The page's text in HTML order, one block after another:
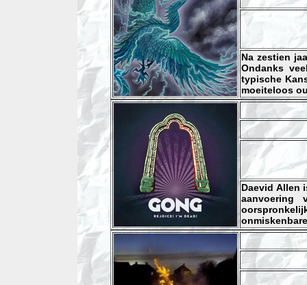
Na zestien
Ondanks
typische
moeiteloos
Daevid Allen
aanvoering